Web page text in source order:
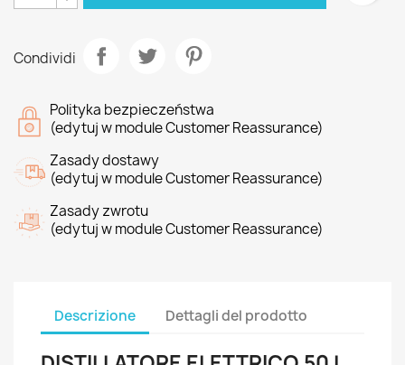
Condividi
Polityka bezpieczeństwa
(edytuj w module Customer Reassurance)
Zasady dostawy
(edytuj w module Customer Reassurance)
Zasady zwrotu
(edytuj w module Customer Reassurance)
Descrizione Dettagli del prodotto